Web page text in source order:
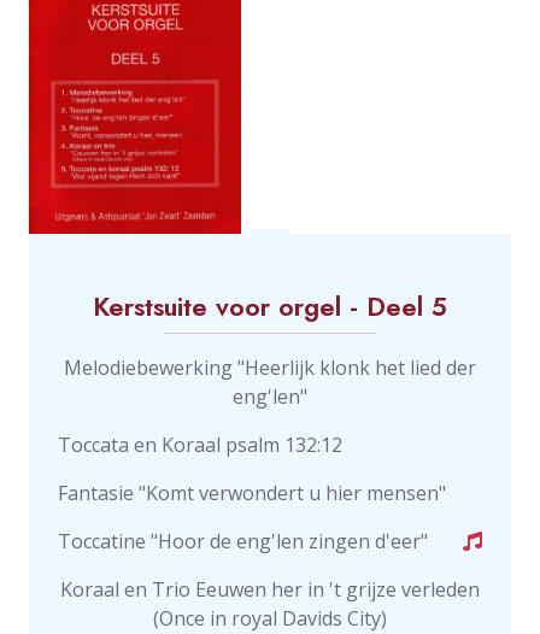
Kerstsuite voor orgel - Deel 5
Melodiebewerking "Heerlijk klonk het lied der
eng'len"
Toccata en Koraal psalm 132:12
Fantasie "Komt verwondert u hier mensen"
Toccatine "Hoor de eng'len zingen d'eer"
Koraal en Trio Eeuwen her in 't grijze verleden
(Once in royal Davids City)